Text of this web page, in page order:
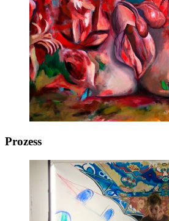
Prozess